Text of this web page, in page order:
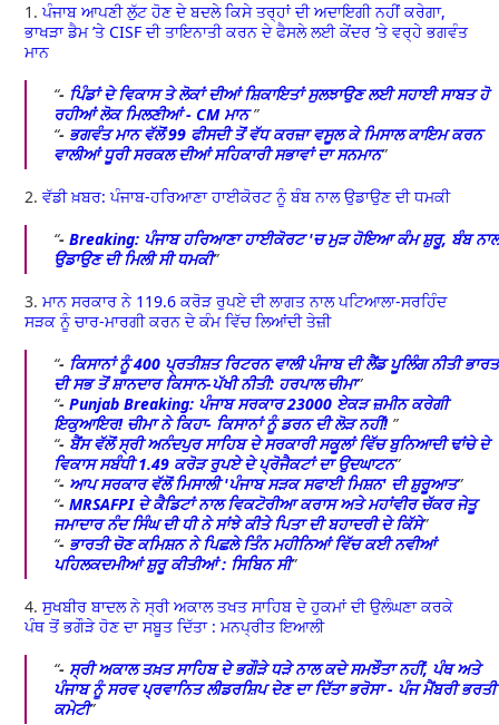
1.ਪੰਜਾਬ ਆਪਣੀ ਲੁੱਟ ਹੋਣ ਦੇ ਬਦਲੇ ਕਿਸੇ ਤਰ੍ਹਾਂ ਦੀ ਅਦਾਇਗੀ ਨਹੀਂ ਕਰੇਗਾ,
ਭਾਖੜਾ ਡੈਮ ’ਤੇ CISF ਦੀ ਤਾਇਨਾਤੀ ਕਰਨ ਦੇ ਫੈਸਲੇ ਲਈ ਕੇਂਦਰ ’ਤੇ ਵਰ੍ਹੇ ਭਗਵੰਤ
ਮਾਨ
- ਪਿੰਡਾਂ ਦੇ ਵਿਕਾਸ ਤੇ ਲੋਕਾਂ ਦੀਆਂ ਸ਼ਿਕਾਇਤਾਂ ਸੁਲਝਾਉਣ ਲਈ ਸਹਾਈ ਸਾਬਤ ਹੋ
ਰਹੀਆਂ ਲੋਕ ਮਿਲਣੀਆਂ - CM ਮਾਨ
- ਭਗਵੰਤ ਮਾਨ ਵੱਲੋਂ 99 ਫੀਸਦੀ ਤੋਂ ਵੱਧ ਕਰਜ਼ਾ ਵਸੂਲ ਕੇ ਮਿਸਾਲ ਕਾਇਮ ਕਰਨ
ਵਾਲੀਆਂ ਧੂਰੀ ਸਰਕਲ ਦੀਆਂ ਸਹਿਕਾਰੀ ਸਭਾਵਾਂ ਦਾ ਸਨਮਾਨ
2.ਵੱਡੀ ਖ਼ਬਰ: ਪੰਜਾਬ-ਹਰਿਆਣਾ ਹਾਈਕੋਰਟ ਨੂੰ ਬੰਬ ਨਾਲ ਉਡਾਉਣ ਦੀ ਧਮਕੀ
-Breaking: ਪੰਜਾਬ ਹਰਿਆਣਾ ਹਾਈਕੋਰਟ 'ਚ ਮੁੜ ਹੋਇਆ ਕੰਮ ਸ਼ੁਰੂ, ਬੰਬ
ਉਡਾਉਣ ਦੀ ਮਿਲੀ ਸੀ ਧਮਕੀ
3.ਮਾਨ ਸਰਕਾਰ ਨੇ 119.6 ਕਰੋੜ ਰੁਪਏ ਦੀ ਲਾਗਤ ਨਾਲ ਪਟਿਆਲਾ-ਸਰਹਿੰਦ
ਸੜਕ ਨੂੰ ਚਾਰ-ਮਾਰਗੀ ਕਰਨ ਦੇ ਕੰਮ ਵਿੱਚ ਲਿਆਂਦੀ ਤੇਜ਼ੀ
- ਕਿਸਾਨਾਂ ਨੂੰ 400 ਪ੍ਰਤੀਸ਼ਤ ਰਿਟਰਨ ਵਾਲੀ ਪੰਜਾਬ ਦੀ ਲੈਂਡ ਪੂਲਿੰਗ ਨੀਤੀ ਭਾਰਤ
ਦੀ ਸਭ ਤੋਂ ਸ਼ਾਨਦਾਰ ਕਿਸਾਨ-ਪੱਖੀ ਨੀਤੀ: ਹਰਪਾਲ ਚੀਮਾ
-Punjab Breaking: ਪੰਜਾਬ ਸਰਕਾਰ 23000 ਏਕੜ ਜ਼ਮੀਨ ਕਰੇਗੀ
ਇਕੁਆਇਰ! ਚੀਮਾ ਨੇ ਕਿਹਾ- ਕਿਸਾਨਾਂ ਨੂੰ ਡਰਨ ਦੀ ਲੋੜ ਨਹੀਂ!
- ਬੈਂਸ ਵੱਲੋਂ ਸ੍ਰੀ ਅਨੰਦਪੁਰ ਸਾਹਿਬ ਦੇ ਸਰਕਾਰੀ ਸਕੂਲਾਂ ਵਿੱਚ ਬੁਨਿਆਦੀ ਢਾਂਚੇ ਦੇ
ਵਿਕਾਸ ਸਬੰਧੀ 1.49 ਕਰੋੜ ਰੁਪਏ ਦੇ ਪ੍ਰੋਜੈਕਟਾਂ ਦਾ ਉਦਘਾਟਨ
- ਆਪ ਸਰਕਾਰ ਵੱਲੋਂ ਮਿਸਾਲੀ 'ਪੰਜਾਬ ਸੜਕ ਸਫਾਈ ਮਿਸ਼ਨ' ਦੀ ਸ਼ੁਰੂਆਤ
-MRSAFPI ਦੇ ਕੈਡਿਟਾਂ ਨਾਲ ਵਿਕਟੋਰੀਆ ਕਰਾਸ ਅਤੇ ਮਹਾਂਵੀਰ ਚੱਕਰ ਜੇਤੂ
ਜਮਾਦਾਰ ਨੰਦ ਸਿੰਘ ਦੀ ਧੀ ਨੇ ਸਾਂਝੇ ਕੀਤੇ ਪਿਤਾ ਦੀ ਬਹਾਦਰੀ ਦੇ ਕਿੱਸੇ
- ਭਾਰਤੀ ਚੋਣ ਕਮਿਸ਼ਨ ਨੇ ਪਿਛਲੇ ਤਿੰਨ ਮਹੀਨਿਆਂ ਵਿੱਚ ਕਈ ਨਵੀਆਂ
ਪਹਿਲਕਦਮੀਆਂ ਸ਼ੁਰੂ ਕੀਤੀਆਂ : ਸਿਬਿਨ ਸੀ
4.ਸੁਖਬੀਰ ਬਾਦਲ ਨੇ ਸ੍ਰੀ ਅਕਾਲ ਤਖਤ ਸਾਹਿਬ ਦੇ ਹੁਕਮਾਂ ਦੀ ਉਲੰਘਣਾ ਕਰਕੇ
ਪੰਥ ਤੋਂ ਭਗੌੜੇ ਹੋਣ ਦਾ ਸਬੂਤ ਦਿੱਤਾ : ਮਨਪ੍ਰੀਤ ਇਆਲੀ
- ਸ੍ਰੀ ਅਕਾਲ ਤਖ਼ਤ ਸਾਹਿਬ ਦੇ ਭਗੌੜੇ ਧੜੇ ਨਾਲ ਕਦੇ ਸਮਝੌਤਾ ਨਹੀਂ, ਪੰਥ ਅਤੇ
ਪੰਜਾਬ ਨੂੰ ਸਰਵ ਪ੍ਰਵਾਨਿਤ ਲੀਡਰਸ਼ਿਪ ਦੇਣ ਦਾ ਦਿੱਤਾ ਭਰੋਸਾ - ਪੰਜ ਮੈਂਬਰੀ ਭਰਤੀ
ਕਮੇਟੀ